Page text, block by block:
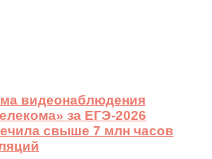
видеонаблюдения
за ЕГЭ-2026
свыше 7 млн часов